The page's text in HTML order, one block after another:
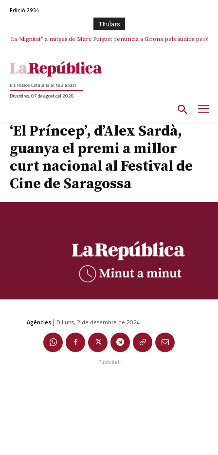
Edició 2934
TItulars
La “dignitat” a mitges de Marc Puigtió: renuncia a Girona pels àudios però
Els Països Catalans al teu abast
Divendres, 07 de agost del 2026
‘El Príncep’, d’Alex Sardà,
guanya el premi a millor
curt nacional al Festival de
Cine de Saragossa
Agències | Dilluns, 2 de desembre de 2024
- Publicitat -